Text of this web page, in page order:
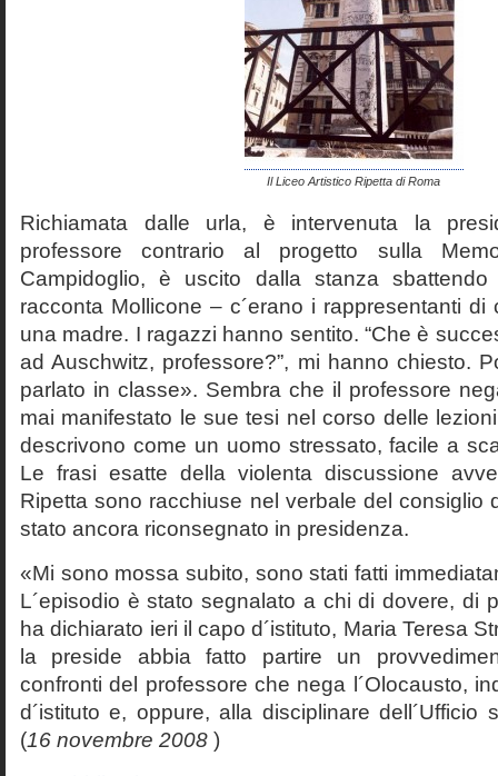
Il Liceo Artistico Ripetta di Roma
Richiamata dalle urla, è intervenuta la
professore contrario al progetto sulla
Campidoglio, è uscito dalla stanza
racconta Mollicone – c´erano i rappresentanti
una madre. I ragazzi hanno sentito. “Che è
ad Auschwitz, professore?”, mi hanno chiesto.
parlato in classe». Sembra che il professore
mai manifestato le sue tesi nel corso delle
descrivono come un uomo stressato, facile a
Le frasi esatte della violenta discussione
Ripetta sono racchiuse nel verbale del consiglio
stato ancora riconsegnato in presidenza.
«Mi sono mossa subito, sono stati fatti
L´episodio è stato segnalato a chi di dovere, di
ha dichiarato ieri il capo d´istituto, Maria Teresa
la preside abbia fatto partire un
confronti del professore che nega l´Olocausto,
d´istituto e, oppure, alla disciplinare dell´Ufficio
(16 novembre 2008 )